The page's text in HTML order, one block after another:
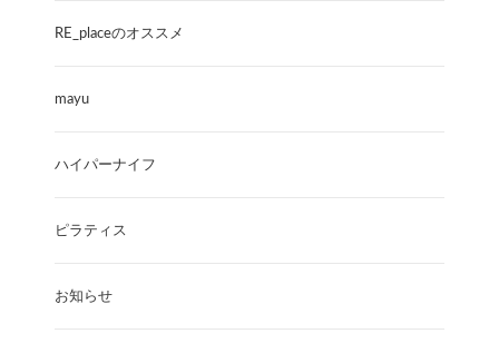
RE_placeのオススメ
mayu
ハイパーナイフ
ピラティス
お知らせ